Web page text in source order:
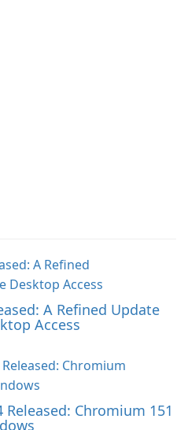
A Refined Update
Access
Released: Chromium 151